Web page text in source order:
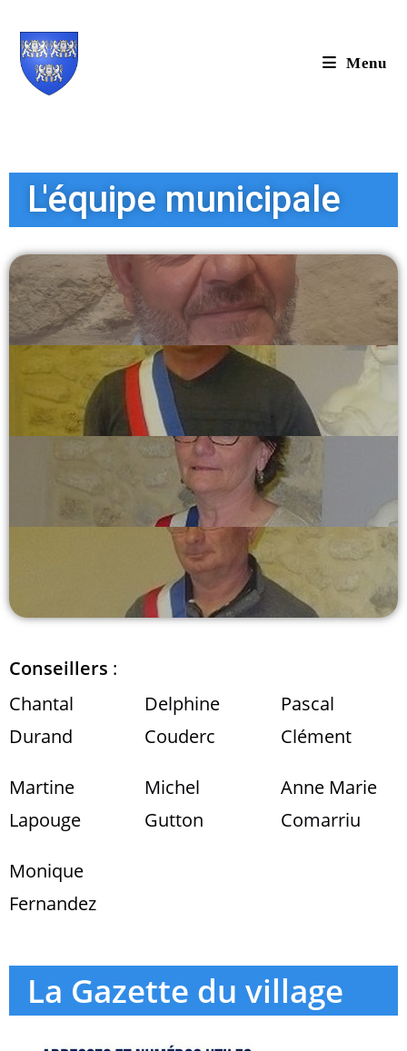
Menu
L'équipe municipale
Conseillers :
Chantal
Durand
Martine
Lapouge
Monique
Fernandez
Delphine
Couderc
Michel
Gutton
Pascal
Clément
Anne Marie
Comarriu
La Gazette du village